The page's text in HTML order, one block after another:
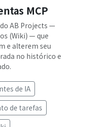
MCP
AB Projects —
(Wiki) — que
e alterem seu
no histórico e
de IA
de tarefas